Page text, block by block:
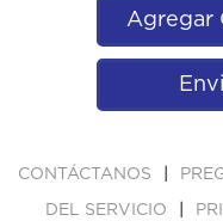
Agregar
CONTÁCTANOS
DEL SERVICIO